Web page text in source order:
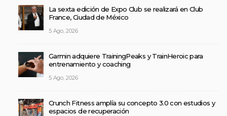
La sexta edición de Expo Club se realizará en Club
France, Ciudad de México
5 Ago, 2026
Garmin adquiere TrainingPeaks y TrainHeroic para
entrenamiento y coaching
5 Ago, 2026
Crunch Fitness amplía su concepto 3.0 con estudios y
espacios de recuperación